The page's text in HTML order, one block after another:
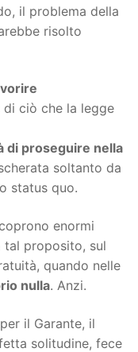
il problema della
risolto
ciò che la legge
di proseguire nella
soltanto da
status quo.
enormi
tal proposito, sul
quando nelle
nulla. Anzi.
il Garante, il
solitudine, fece